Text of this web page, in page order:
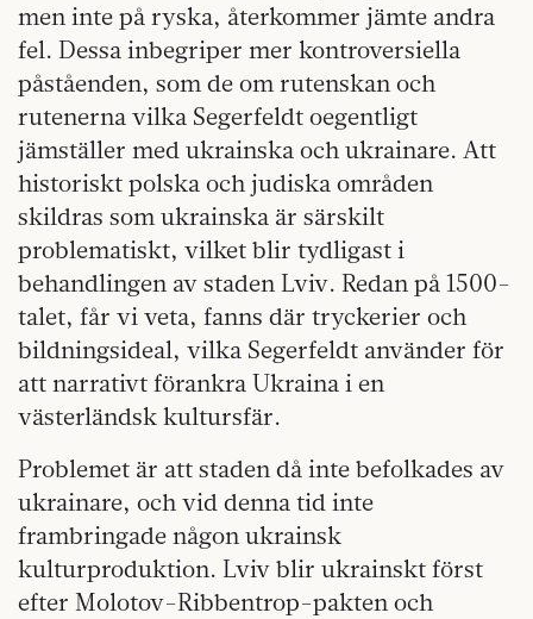
men inte på ryska, återkommer jämte andra
fel. Dessa inbegriper mer kontroversiella
påståenden, som de om rutenskan och
rutenerna vilka Segerfeldt oegentligt
jämställer med ukrainska och ukrainare. Att
historiskt polska och judiska områden
skildras som ukrainska är särskilt
problematiskt, vilket blir tydligast i
behandlingen av staden Lviv. Redan på 1500-
talet, får vi veta, fanns där tryckerier och
bildningsideal, vilka Segerfeldt använder för
att narrativt förankra Ukraina i en
västerländsk kultursfär.
Problemet är att staden då inte befolkades av
ukrainare, och vid denna tid inte
frambringade någon ukrainsk
kulturproduktion. Lviv blir ukrainskt först
efter Molotov-Ribbentrop-pakten och